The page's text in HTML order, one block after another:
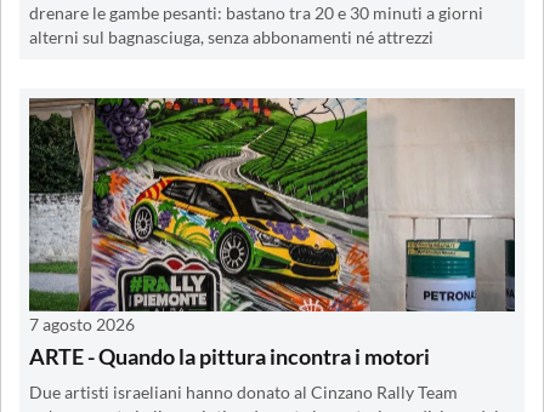
drenare le gambe pesanti: bastano tra 20 e 30 minuti a giorni
alterni sul bagnasciuga, senza abbonamenti né attrezzi
7 agosto 2026
ARTE - Quando la pittura incontra i motori
Due artisti israeliani hanno donato al Cinzano Rally Team